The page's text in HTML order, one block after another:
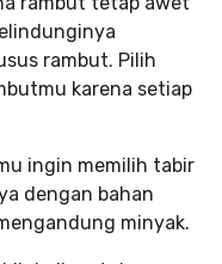
rambut. Pilih
karena setiap
ingin memilih tabir
dengan bahan
minyak.